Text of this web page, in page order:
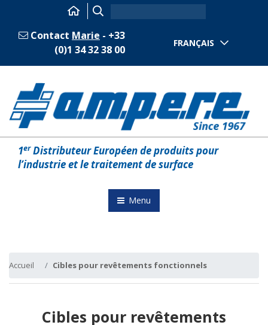
Contact Marie - +33
(0)1 34 32 38 00
FRANÇAIS
1erDistributeur Européen de produits pour
l’industrie et le traitement de surface
Menu
Accueil Cibles pour revêtements fonctionnels
Cibles pour revêtements